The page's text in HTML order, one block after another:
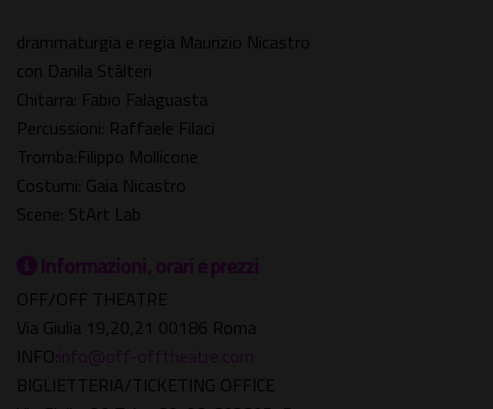
drammaturgia e regia Maurizio Nicastro
con Danila Stàlteri
Chitarra: Fabio Falaguasta
Percussioni: Raffaele Filaci
Tromba:Filippo Mollicone
Costumi: Gaia Nicastro
Scene: StArt Lab
Informazioni, orari e prezzi
OFF/OFF THEATRE
Via Giulia 19,20,21 00186 Roma
INFO:info@off-offtheatre.com
BIGLIETTERIA/TICKETING OFFICE